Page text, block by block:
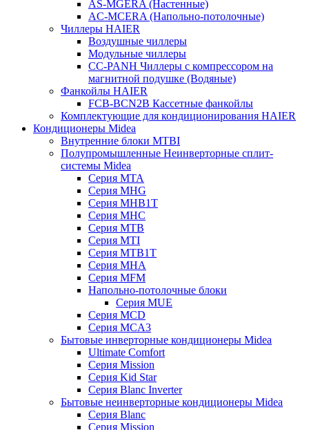
AS-MGERA (Настенные)
AС-MСERA (Напольно-потолочные)
Чиллеры HAIER
Воздушные чиллеры
Модульные чиллеры
CC-PANH Чиллеры с компрессором на
магнитной подушке (Водяные)
Фанкойлы HAIER
FCB-BCN2B Кассетные фанкойлы
Комплектующие для кондиционирования HAIER
Кондиционеры Midea
Внутренние блоки MTBI
Полупромышленные Неинверторные сплит-
системы Midea
Серия MTA
Серия MHG
Серия MHB1T
Серия MHC
Серия MTB
Серия MTI
Серия MTB1T
Серия MHA
Серия MFM
Напольно-потолочные блоки
Серия MUE
Серия MCD
Серия MCA3
Бытовые инверторные кондиционеры Midea
Ultimate Comfort
Серия Mission
Серия Kid Star
Серия Blanc Inverter
Бытовые неинверторные кондиционеры Midea
Серия Blanc
Серия Mission